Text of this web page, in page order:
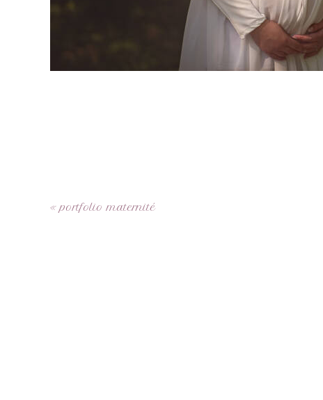
« portfolio maternité